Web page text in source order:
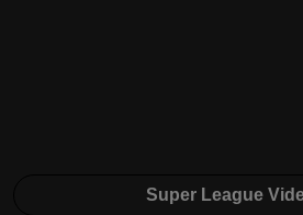
Super League